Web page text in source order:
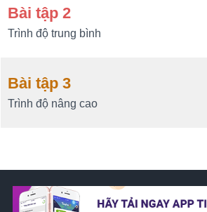
Bài tập 2
Trình độ trung bình
Bài tập 3
Trình độ nâng cao